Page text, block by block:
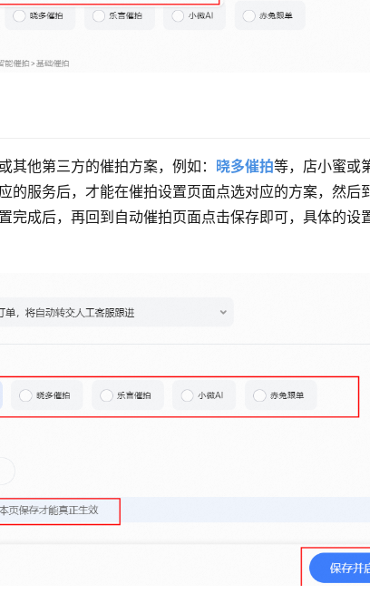
其他第三方的催拍方案，例如： 晓多催拍等，店小蜜或
的服务后，才能在催拍设置页面点选对应的方案，然后
完成后，再回到自动催拍页面点击保存即可，具体的设